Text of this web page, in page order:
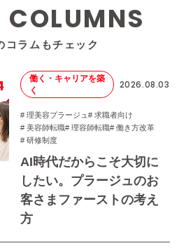
COLUMNS
コラムもチェック
働く・キャリアを築
く
2026.08.03
# 理美容プラージュ# 求職者向け
# 美容師転職# 理容師転職# 働き方改革
# 研修制度
AI時代だからこそ大切に
したい。プラージュのお
客さまファーストの考え
方